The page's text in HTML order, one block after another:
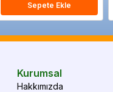
Sepete Ekle
Kurumsal
Hakkımızda